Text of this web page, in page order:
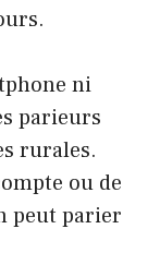
ni
parieurs
rurales.
ou de
peut parier